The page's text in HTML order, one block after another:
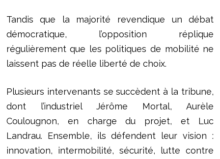
Tandis que la majorité revendique un débat
démocratique, l’opposition réplique
régulièrement que les politiques de mobilité ne
laissent pas de réelle liberté de choix.
Plusieurs intervenants se succèdent à la tribune,
dont l’industriel Jérôme Mortal, Aurèle
Coulougnon, en charge du projet, et Luc
Landrau. Ensemble, ils défendent leur vision :
innovation, intermobilité, sécurité, lutte contre